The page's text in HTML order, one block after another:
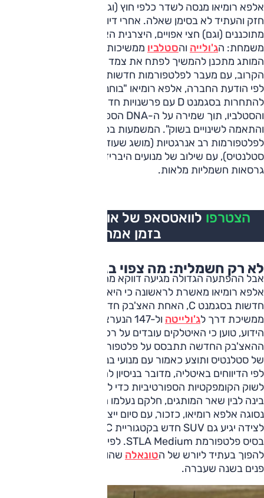
אלפא רומיאו מנסה לשדר כלפי חוץ (וגם פנים) שהשלד שלה
חזק והעתיד לא בסימן שאלה. אחרי דיווחים על ביטול פרויקטיים
מתוכננים (וגם) חצי אפויים, היצרנית האיטלקית מפרסמת הודעה
משמחת: הג'ולייה והסטלביו ממשיכות קדימה, ולא די בכך;
המותג מתכנן להמשיך לפתח את צמד הדגמים גם בעשור
הקרוב, עם מעבר לפלטפורמות חדשות.
לפי הודעת החברה, אלפא רומיאו "בוחנת דרכים להמשיך
להתחרות בסגמנט D עם פרשנויות חדשות למשפחת הג'וליה
והסטלביו, תוך שמירה על ה-DNA הספורטיבי של המותג
והתאמה לשינויים בשוק". המשמעות בפועל היא מעבר הדרגתי
לפלטפורמות רב אנרגטיות (מושג שעוד נשמע עליו הרבה מתוך
סטלנטיס), עם שילוב של מנועים היברידיים, פלאג אין ואפילו
גרסאות חשמליות מלאות.
הצטרפו לוואטסאפ של אוטו, כל העדכונים
בזמן אמת
לא רק חשמלית: מה צפוי בג'ולייטה החדשה
אבל ההפתעה הגדולה מגיעה דווקא מהקטגוריה הקומפקטית.
אלפא רומיאו מאשרת לראשונה כי היא עובדת על שתי מכוניות
חדשות בסגמנט C, האחת האצ'בק חדשה שתהווה למעשה
ממשיכת דרך לג'ולייטה
ול-147 הנערצת. והדבר השני, ככל
הידוע, טוען כי האיטלקים עובדים על רכב פנאי חדש.
של סטלנטיס ותוצע כאמור עם מנועי בנזין ומנועים מחושמלים.
לפי הדיווחים באיטליה, מדובר בניסיון להחזיר את אלפא רומיאו
לשוק הקומפקטיות הספורטיביות כדי ליצור הבחנה מחודשת
בינה לבין שאר המותגים, חלקם נעלמו משם. זו קטגוריה שממנה
נסוגה אלפא רומיאו, כזכור, עם סיום ייצור הג'ולייטה ב-2020.
בסיס פלטפורמת STLA Medium. לפי ההערכות, הוא עשוי
להפוך בעתיד ליורש של הטונאלה
פנים בשנה שעברה.